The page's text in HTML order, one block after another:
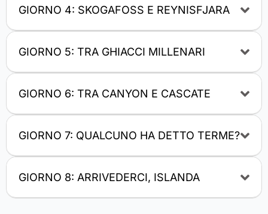
GIORNO 4: SKOGAFOSS E REYNISFJARA
GIORNO 5: TRA GHIACCI MILLENARI
GIORNO 6: TRA CANYON E CASCATE
GIORNO 7: QUALCUNO HA DETTO TERME?
GIORNO 8: ARRIVEDERCI, ISLANDA